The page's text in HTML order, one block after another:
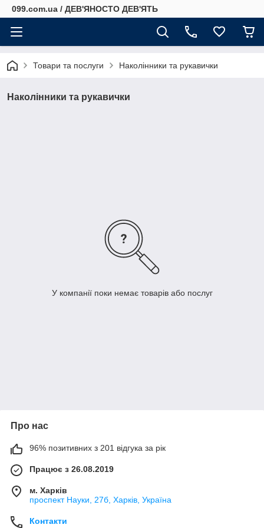
099.com.ua / ДЕВ'ЯНОСТО ДЕВ'ЯТЬ
Товари та послуги Наколінники та рукавички
Наколінники та рукавички
У компанії поки немає товарів або послуг
Про нас
96% позитивних з 201 відгука за рік
Працює з 26.08.2019
м. Харків
проспект Науки, 27б, Харків, Україна
Контакти